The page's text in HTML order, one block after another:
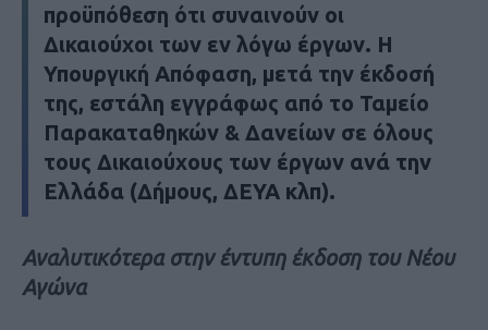
προϋπόθεση ότι συναινούν οι
Δικαιούχοι των εν λόγω έργων. Η
Υπουργική Απόφαση, μετά την έκδοσή
της, εστάλη εγγράφως από το Ταμείο
Παρακαταθηκών & Δανείων σε όλους
τους Δικαιούχους των έργων ανά την
Ελλάδα (Δήμους, ΔΕΥΑ κλπ).
Αναλυτικότερα στην έντυπη έκδοση του Νέου
Αγώνα